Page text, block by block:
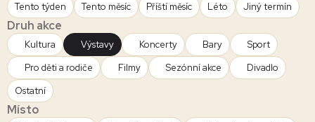
Tento týden Tento měsíc Příští měsíc Léto Jiný termín
Druh akce
Kultura Výstavy Koncerty Bary
Sport
Pro děti a rodiče
Filmy Sezónní akce
Divadlo
Ostatní
Místo